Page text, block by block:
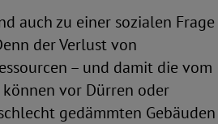
auch zu einer sozialen Frage
der Verlust von
– und damit die vom
vor Dürren oder
gedämmten Gebäuden